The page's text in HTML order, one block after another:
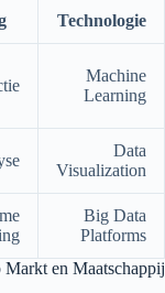
Technologie
Machine
Learning
Data
Visualization
Big Data
Platforms
en Maatschappij